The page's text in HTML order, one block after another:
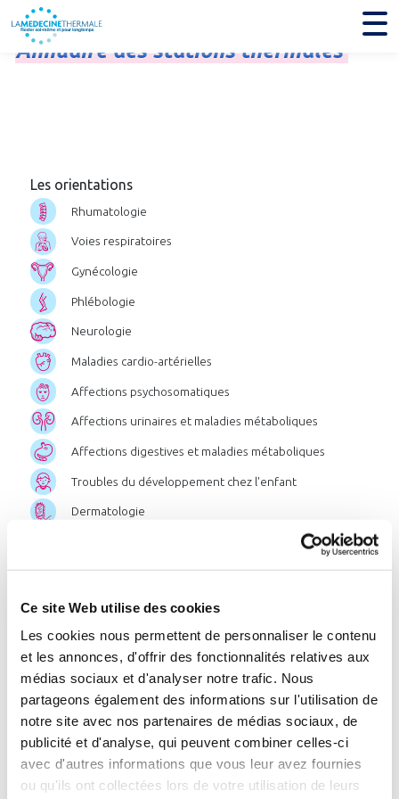
Ce site Web utilise des cookies
Les cookies nous permettent de personnaliser le contenu
et les annonces, d'offrir des fonctionnalités relatives aux
médias sociaux et d'analyser notre trafic. Nous
partageons également des informations sur l'utilisation de
notre site avec nos partenaires de médias sociaux, de
publicité et d'analyse, qui peuvent combiner celles-ci
avec d'autres informations que vous leur avez fournies
ou qu'ils ont collectées lors de votre utilisation de leurs
Annuairedesstationsthermales
Les orientations
Rhumatologie
Voies respiratoires
Gynécologie
Phlébologie
Neurologie
Maladies cardio-artérielles
Affections psychosomatiques
Affections urinaires et maladies métaboliques
Affections digestives et maladies métaboliques
Troubles du développement chez l'enfant
Dermatologie
Affections des muqueuses bucco-linguales
Post-cancer
ou par station
Listedesstations: